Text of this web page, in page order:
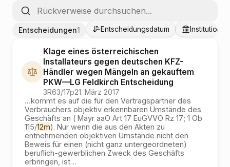
Entscheidungen1 Entscheidungsdatum Institutionen
Klage eines österreichischen
Installateurs gegen deutschen KFZ-
Händler wegen Mängeln an gekauftem
PKW—LG Feldkirch Entscheidung
3R63/17p21. März 2017
…kommt es auf die für den Vertragspartner des
Verbrauchers objektiv erkennbaren Umstände des
Geschäfts an ( Mayr aaO Art 17 EuGVVO Rz 17; 1 Ob
115/12m). Nur wenn die aus den Akten zu
entnehmenden objektiven Umstände nicht den
Beweis für einen (nicht ganz untergeordneten)
beruflich-gewerblichen Zweck des Geschäfts
erbringen, ist…